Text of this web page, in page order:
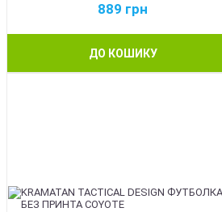
889 грн
ДО КОШИКУ